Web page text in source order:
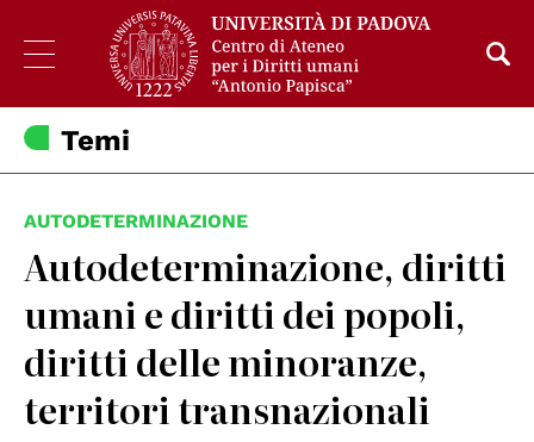
Temi
AUTODETERMINAZIONE
Autodeterminazione, diritti
umani e diritti dei popoli,
diritti delle minoranze,
territori transnazionali